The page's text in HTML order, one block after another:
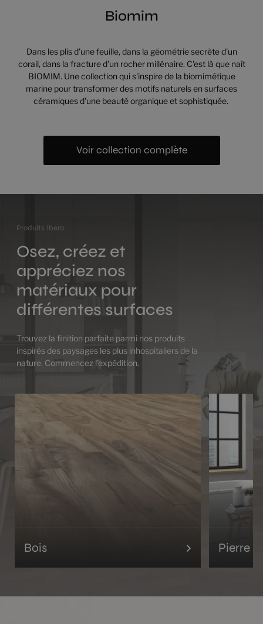
Biomim
Dans les plis d'une feuille, dans la géométrie secrète d'un
corail, dans la fracture d'un rocher millénaire. C'est là que naît
BIOMIM. Une collection qui s'inspire de la biomimétique
marine pour transformer des motifs naturels en surfaces
céramiques d'une beauté organique et sophistiquée.
Voir collection complète
Produits Ibero
Osez, créez et
appréciez nos
matériaux pour
différentes surfaces
Trouvez la finition parfaite parmi nos produits
inspirés des paysages les plus inhospitaliers de la
nature. Commencez l’expédition.
Bois Pierre